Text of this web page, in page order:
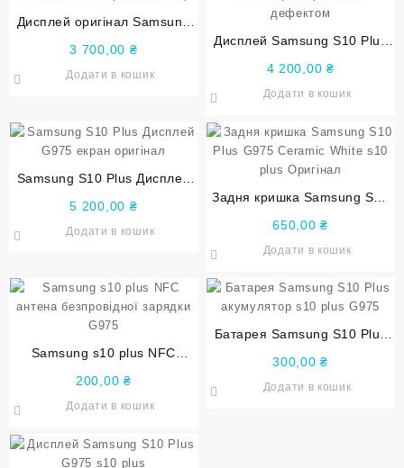
Дисплей оригінал Samsung
3 700,00 ₴
Додати в кошик
Дисплей Samsung S10 Plus
дефектом
4 200,00 ₴
Додати в кошик
Samsung S10 Plus Дисплей
5 200,00 ₴
Додати в кошик
Задня кришка Samsung S10
plus Оригінал
650,00₴
Додати в кошик
Samsung s10 plus NFC
G975
200,00 ₴
Додати в кошик
Батарея Samsung S10 Plus
300,00₴
Додати в кошик